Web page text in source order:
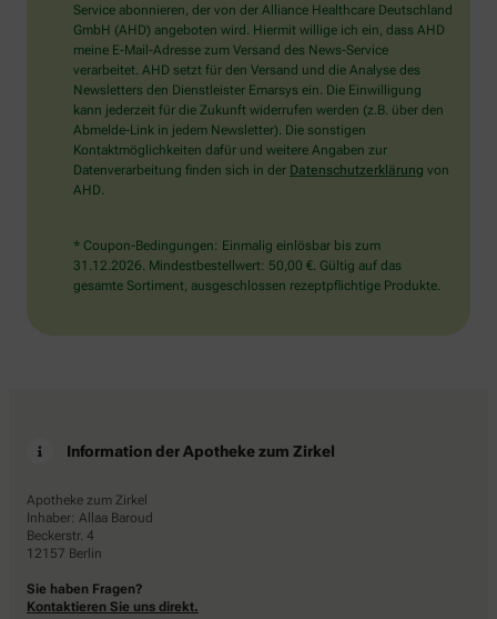
Dann
wählen
Sie
bitte
das
Flugzeug.
Service abonnieren, der von der Alliance Healthcare Deutschland
GmbH (AHD) angeboten wird. Hiermit willige ich ein, dass AHD
meine E-Mail-Adresse zum Versand des News-Service
verarbeitet. AHD setzt für den Versand und die Analyse des
Newsletters den Dienstleister Emarsys ein. Die Einwilligung
kann jederzeit für die Zukunft widerrufen werden (z.B. über den
Abmelde-Link in jedem Newsletter). Die sonstigen
Kontaktmöglichkeiten dafür und weitere Angaben zur
Datenverarbeitung finden sich in der Datenschutzerklärung von
AHD.
* Coupon-Bedingungen: Einmalig einlösbar bis zum
31.12.2026. Mindestbestellwert: 50,00 €. Gültig auf das
gesamte Sortiment, ausgeschlossen rezeptpflichtige Produkte.
Information der Apotheke zum Zirkel
Apotheke zum Zirkel
Inhaber: Allaa Baroud
Beckerstr. 4
12157 Berlin
Sie haben Fragen?
Kontaktieren Sie uns direkt.